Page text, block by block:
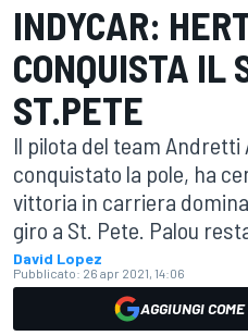
INDYCAR:
CONQUISTA IL
ST.PETE
Il pilota del team
conquistato la pole, ha
vittoria in carriera
giro a St. Pete. Palou
David Lopez
Pubblicato: 26 apr 2021, 14:06
AGGIUNGI